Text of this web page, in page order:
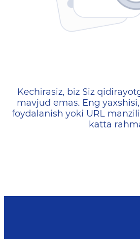
404 —
Kechirasiz, biz Siz
mavjud emas. Eng
foydalanish yoki URL
katta